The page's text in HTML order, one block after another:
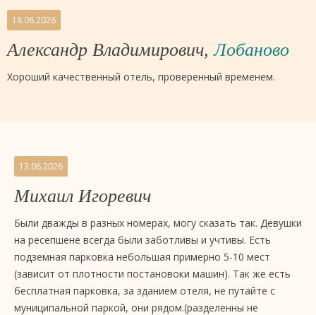
18.06.2026
Александр Владимирович,Лобаново
Хороший качественный отель, проверенный временем.
13.06.2026
Михаил Игоревич
Были дважды в разных номерах, могу сказать так. Девушки
на ресепшене всегда были заботливы и учтивы. Есть
подземная парковка небольшая примерно 5-10 мест
(зависит от плотности постановоки машин). Так же есть
бесплатная парковка, за зданием отеля, не путайте с
муниципальной паркой, они рядом.(разделенны не